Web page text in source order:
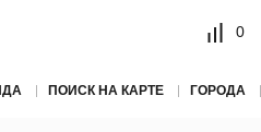
0
ПОИСК НА КАРТЕ ГОРОДА